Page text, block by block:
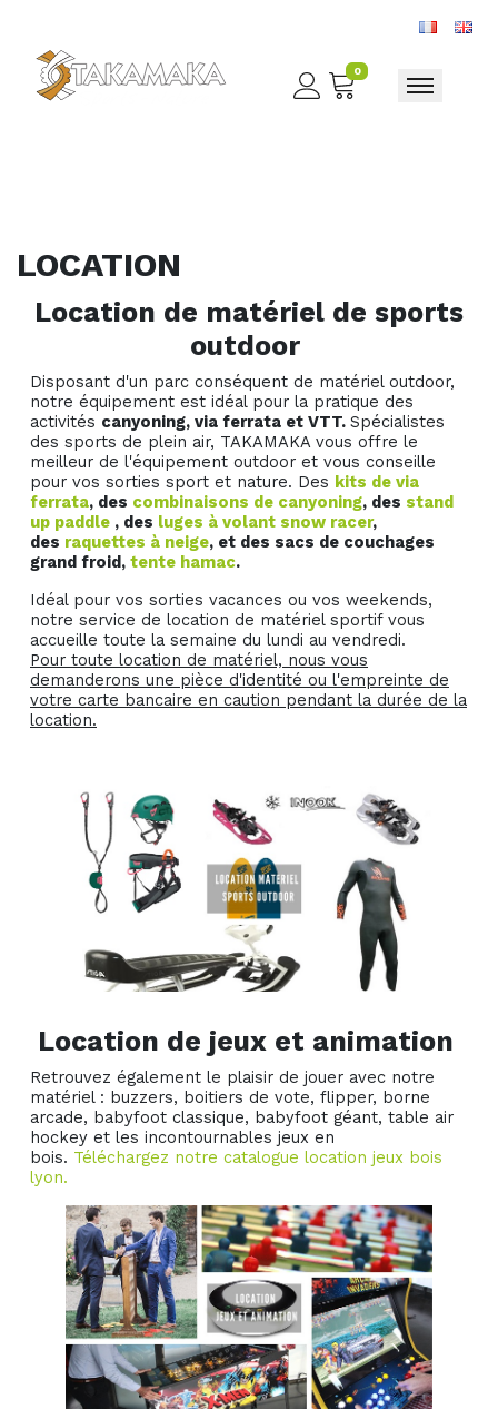
0
Toggle
LOCATION
Location de matériel de sports
outdoor
Disposant d'un parc conséquent de matériel outdoor,
notre équipement est idéal pour la pratique des
activités canyoning, via ferrata et VTT. Spécialistes
des sports de plein air, TAKAMAKA vous offre le
meilleur de l'équipement outdoor et vous conseille
pour vos sorties sport et nature. Des kits de via
ferrata, des combinaisons de canyoning, des stand
up paddle , des luges à volant snow racer,
des raquettes à neige, et des sacs de couchages
grand froid, tente hamac.
Idéal pour vos sorties vacances ou vos weekends,
notre service de location de matériel sportif vous
accueille toute la semaine du lundi au vendredi.
Pour toute location de matériel, nous vous
demanderons une pièce d'identité ou l'empreinte de
votre carte bancaire en caution pendant la durée de la
location.
Location de jeux et animation
Retrouvez également le plaisir de jouer avec notre
matériel : buzzers, boitiers de vote, flipper, borne
arcade, babyfoot classique, babyfoot géant, table air
hockey et les incontournables jeux en
bois. Téléchargez notre catalogue location jeux bois
lyon.